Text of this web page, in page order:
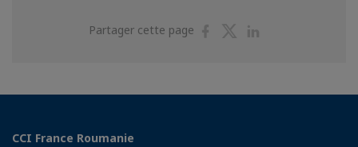
Partager cette page
PartagerPartager
CCI France Roumanie